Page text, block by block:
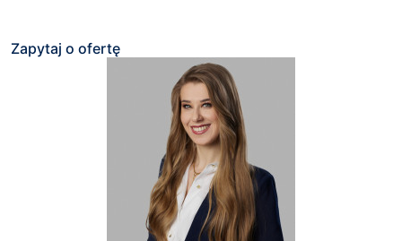
Zapytaj o ofertę